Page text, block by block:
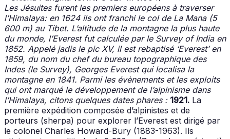
Les Jésuites furent les premiers européens à traverser
l’Himalaya: en 1624 ils ont franchi le col de La Mana (5
600 m) au Tibet. L’altitude de la montagne la plus haute
du monde, l’Everest fut calculée par le Survey of India en
1852. Appelé jadis le pic XV, il est rebaptisé ‘Everest’ en
1859, du nom du chef du bureau topographique des
Indes (le Survey), Georges Everest qui localisa la
montagne en 1841. Parmi les évènements et les exploits
qui ont marqué le développement de l’alpinisme dans
l’Himalaya, citons quelques dates phares : 1921. La
première expédition composée d’alpinistes et de
porteurs (sherpa) pour explorer l’Everest est dirigé par
le colonel Charles Howard-Bury (1883-1963). Ils